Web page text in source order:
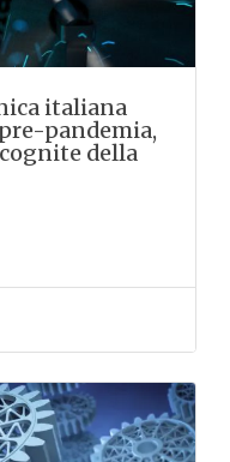
italiana
pandemia,
della